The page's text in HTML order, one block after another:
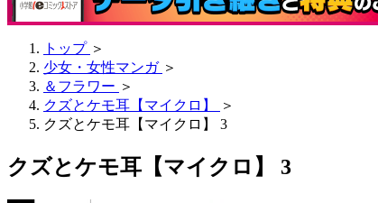
トップ ＞
少女・女性マンガ ＞
＆フラワー ＞
クズとケモ耳【マイクロ】
＞
クズとケモ耳【マイクロ】 3
クズとケモ耳【マイクロ】 3